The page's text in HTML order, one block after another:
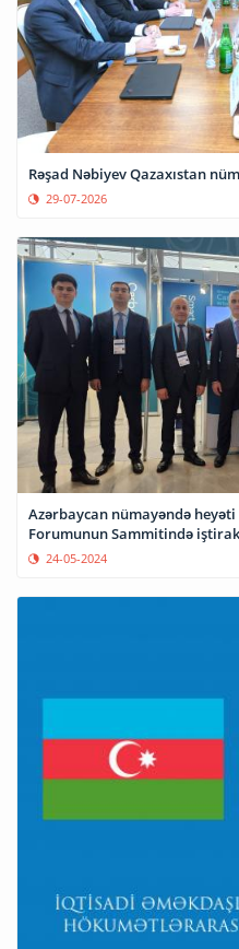
Rəşad Nəbiyev Qazaxıstan
29-07-2026
Azərbaycan nümayəndə
Forumunun Sammitində
24-05-2024